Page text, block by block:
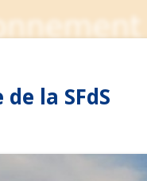
la SFdS